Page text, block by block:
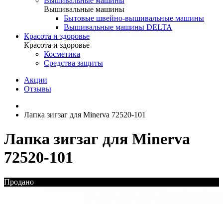
Вышивальные машины
Бытовые швейно-вышивальные машины
Вышивальные машины DELTA
Красота и здоровье
Красота и здоровье
Косметика
Средства защиты
Акции
Отзывы
Лапка зигзаг для Minerva 72520-101
Лапка зигзаг для Minerva
72520-101
Продано